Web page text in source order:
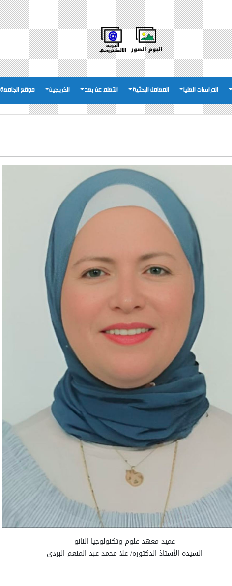
الدراسات العليا المعامل البحثية التعلم عن بعد الخريجين موقع الجامعة
عميد معهد علوم وتكنولوجيا النانو
السيده الأستاذ الدكتوره/علا محمد عبد المنعم البردى